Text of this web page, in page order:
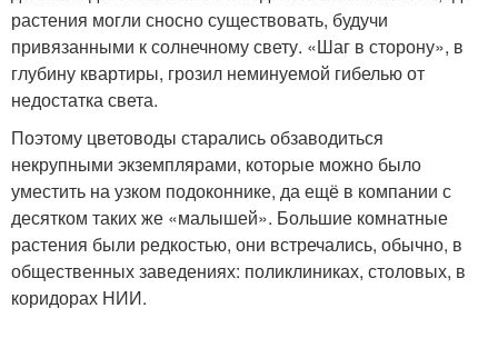
растения могли сносно существовать, будучи
привязанными к солнечному свету. «Шаг в сторону», в
глубину квартиры, грозил неминуемой гибелью от
недостатка света.
Поэтому цветоводы старались обзаводиться
некрупными экземплярами, которые можно было
уместить на узком подоконнике, да ещё в компании с
десятком таких же «малышей». Большие комнатные
растения были редкостью, они встречались, обычно, в
общественных заведениях: поликлиниках, столовых, в
коридорах НИИ.